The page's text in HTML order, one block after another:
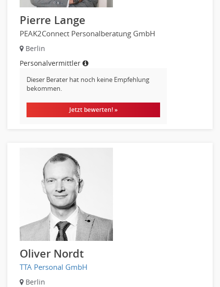
Pierre Lange
PEAK2Connect Personalberatung GmbH
Berlin
Personalvermittler
Dieser Berater hat noch keine Empfehlung
bekommen.
Jetzt bewerten! »
Oliver Nordt
TTA Personal GmbH
Berlin